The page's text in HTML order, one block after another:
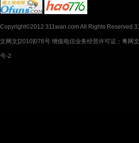
Copyright©2012 311wan.com All Rights Reserved
文网文[2010]076号 增值电信业务经营许可证：粤网
号-2